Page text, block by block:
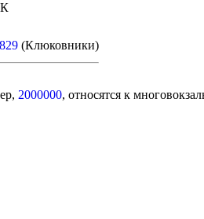
(Клюковники)
2000000, относятся к